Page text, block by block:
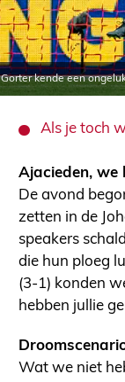
Gorter kende een
Als je toch
Ajacieden, we
De avond
zetten in de
speakers
die hun ploeg
(3-1) konden
hebben jullie
Wat we niet